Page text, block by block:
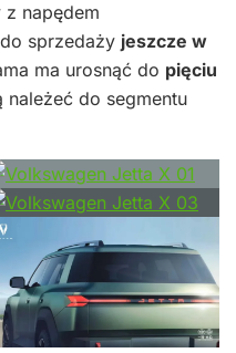
napędem
sprzedaży jeszcze w
ma urosnąć do pięciu
należeć do segmentu